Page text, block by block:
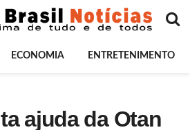
ECONOMIA ENTRETENIMENTO
ajuda da Otan